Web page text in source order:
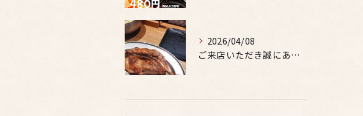
2026/04/08
ご来店いただき誠にありがとうございます。